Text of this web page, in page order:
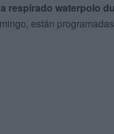
respirado waterpolo
están